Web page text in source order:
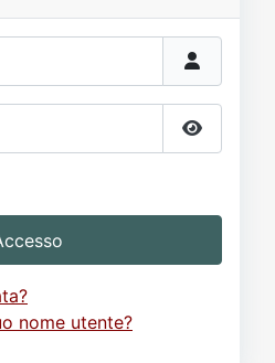
Mostra
nome utente?